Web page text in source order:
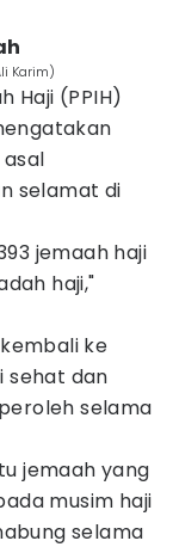
Karim)
Haji (PPIH)
selamat di
jemaah haji
haji,"
ke
sehat dan
selama
jemaah yang
musim haji
selama